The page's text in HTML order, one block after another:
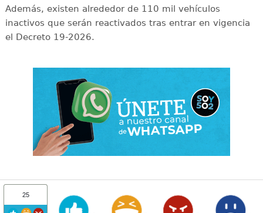
Además, existen alrededor de 110 mil vehículos
inactivos que serán reactivados tras entrar en vigencia
el Decreto 19-2026.
25